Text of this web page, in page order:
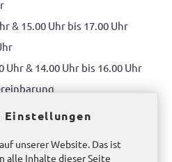
& 15.00 Uhr bis 17.00 Uhr
Uhr & 14.00 Uhr bis 16.00 Uhr
Büddenstedt
Einstellungen
unserer Website. Das ist
alle Inhalte dieser Seite